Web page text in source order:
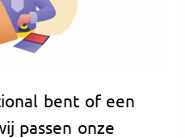
bent of een
passen onze